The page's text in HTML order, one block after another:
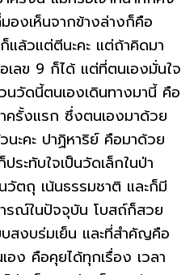
มองเห็นจากข้างล่างก็คือ
ล้วแต่ตีนะคะ แต่ถ้าคิดมา
เลข 9 ก็ได้ แต่ที่ตนเองมั่นใจ
วัดนี้ตนเองเดินทางมานี้ คือ
ครั้งแรก ซึ่งตนเองมาด้วย
นะคะ ปาฏิหาริย์ คือมาด้วย
ะทับใจเป็นวัดเล็กในป่า
ตถุ เน้นธรรมชาติ และก็มี
รณ์ในปัจจุบัน โบสถ์ก็สวย
สงบร่มเย็น และที่สำคัญคือ
อง คือคุยได้ทุกเรื่อง เวลา